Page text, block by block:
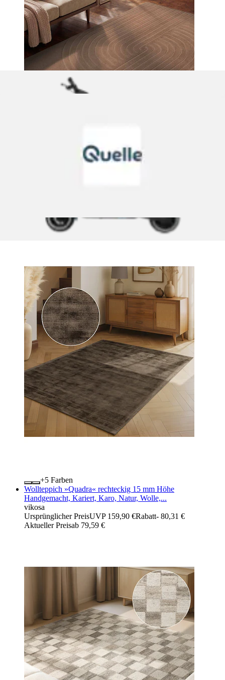
Aktueller Preisab
+
Farben
Wollteppich »Quadra« rechteckig 15 mm Höhe
Handgemacht, Kariert, Karo, Natur, Wolle,...
vikosa
Ursprünglicher PreisUVP 159,90 €Rabatt- 80,31 €
Aktueller Preisab 79,59 €